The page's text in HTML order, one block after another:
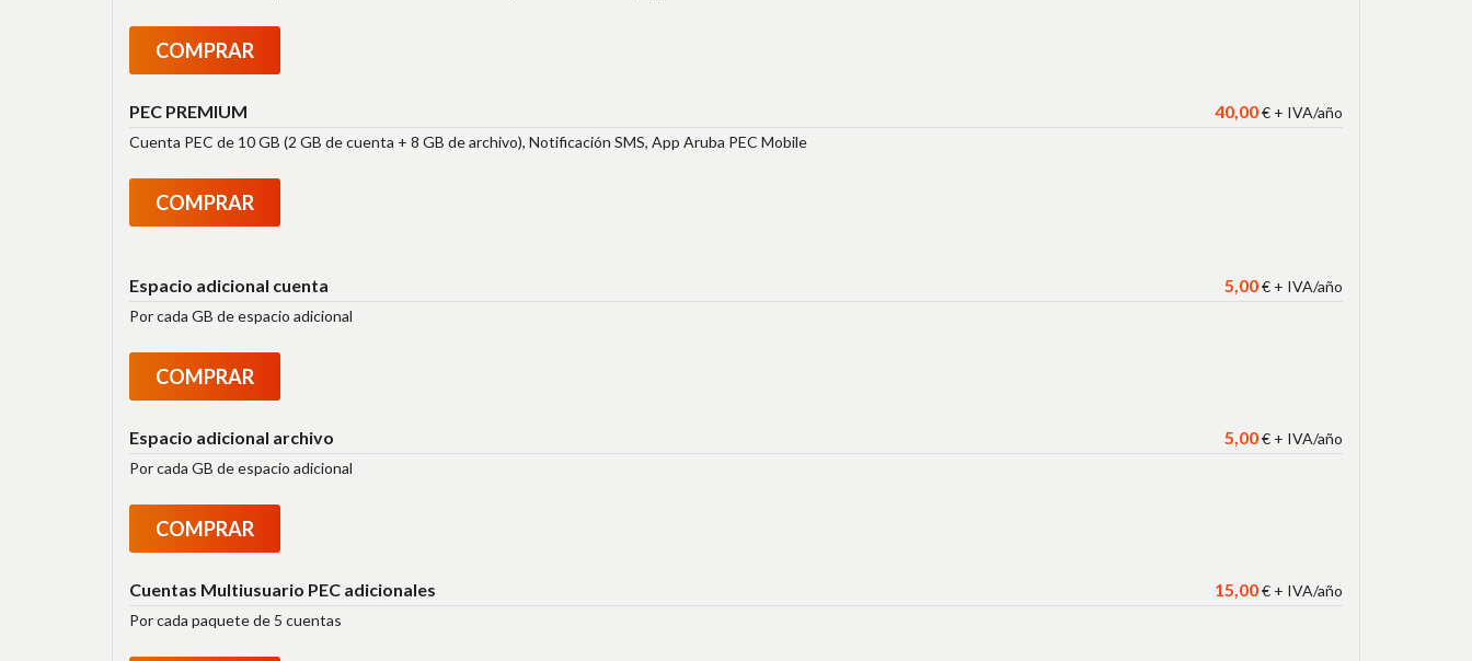
COMPRAR
PEC PREMIUM 40,00€ + IVA/año
Cuenta PEC de 10 GB (2 GB de cuenta + 8 GB de archivo), Notificación SMS, App Aruba PEC Mobile
COMPRAR
Espacio adicional cuenta 5,00€ + IVA/año
Por cada GB de espacio adicional
COMPRAR
Espacio adicional archivo 5,00€ + IVA/año
Por cada GB de espacio adicional
COMPRAR
Cuentas Multiusuario PEC adicionales 15,00€ + IVA/año
Por cada paquete de 5 cuentas